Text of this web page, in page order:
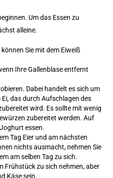
Um das Essen zu
alleine.
Sie mit dem Eiweiß
Ihre Gallenblase entfernt
Dabei handelt es sich um
das durch Aufschlagen des
wird. Es sollte mit wenig
zubereitet werden. Auf
essen.
Tag Eier und am nächsten
nichts ausmacht, nehmen Sie
am selben Tag zu sich.
Frühstück zu sich nehmen, aber
Käse sein.